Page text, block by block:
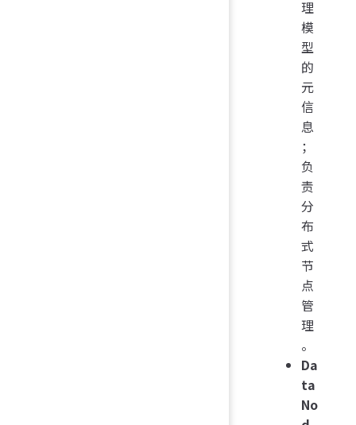
理
模
型
的
元
信
息
；
负
责
分
布
式
节
点
管
理
。
Da
ta
No